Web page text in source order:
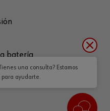
batería
una consulta? Estamos
para ayudarte.